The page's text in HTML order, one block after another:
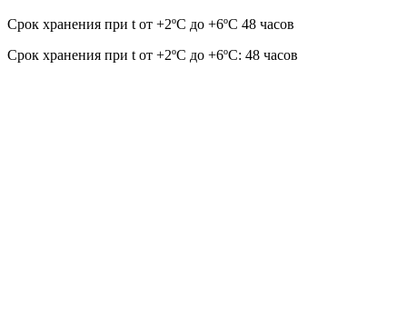
Срок хранения при t от +2ºС до +6ºС 48 часов
Срок хранения при t от +2ºС до +6ºС: 48 часов